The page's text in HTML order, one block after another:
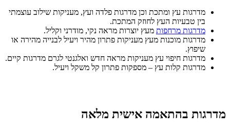
מדרגות עץ ומתכת וכן מדרגות פלדה ועץ, מעניקות שילוב עוצמתי
בין טבעיות העץ לחוזק המתכת.
מדרגות מרחפות מעץ יוצרות מראה נקי, מודרני וקליל.
מדרגות מוכנות מעץ מעניקות פתרון מהיר ויעיל לבנייה מהירה או
שיפוץ.
מדרגות חיפוי עץ מעניקות מראה חדש ואלגנטי לגרם מדרגות קיים.
מדרגות קלות עץ – מספקות פתרון קל משקל ויעיל.
מדרגות בהתאמה אישית מלאה